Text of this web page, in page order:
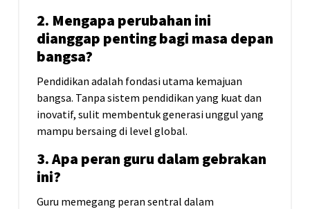
2. Mengapa perubahan ini
dianggap penting bagi masa depan
bangsa?
Pendidikan adalah fondasi utama kemajuan
bangsa. Tanpa sistem pendidikan yang kuat dan
inovatif, sulit membentuk generasi unggul yang
mampu bersaing di level global.
3. Apa peran guru dalam gebrakan
ini?
Guru memegang peran sentral dalam